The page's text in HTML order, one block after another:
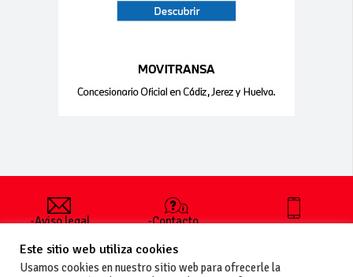
-Aviso legal
generales
de uso
-Contacto
publicar un
anuncio
+34 627 35
Este sitio web utiliza cookies
Usamos cookies en nuestro sitio web para ofrecerle la